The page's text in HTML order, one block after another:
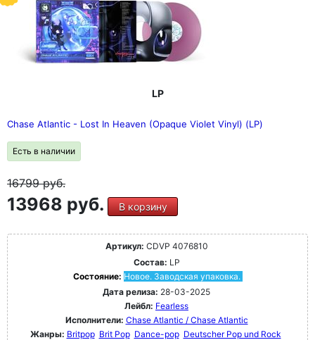
LP
Chase Atlantic - Lost In Heaven (Opaque Violet Vinyl) (LP)
Есть в наличии
16799руб.
13968 руб. В корзину
Артикул: CDVP 4076810
Состав: LP
Состояние: Новое. Заводская упаковка.
Дата релиза: 28-03-2025
Лейбл: Fearless
Исполнители: Chase Atlantic / Chase Atlantic
Жанры: Britpop Brit Pop Dance-pop Deutscher Pop und Rock